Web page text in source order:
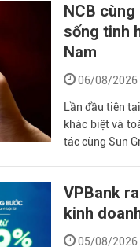
NCB
sống tinh
Nam
06/08/2026
Lần đầu tiên
khác biệt và
tác cùng Sun
VPBank
kinh
05/08/2026